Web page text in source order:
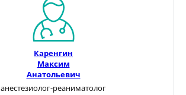
Каренгин
Максим
Анатольевич
анестезиолог-реаниматолог